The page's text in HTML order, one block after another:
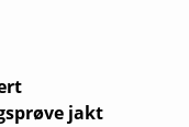
jakt